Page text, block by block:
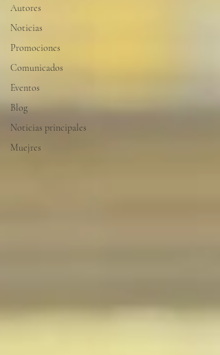
Autores
Noticias
Promociones
Comunicados
Eventos
Blog
Noticias principales
Muejres